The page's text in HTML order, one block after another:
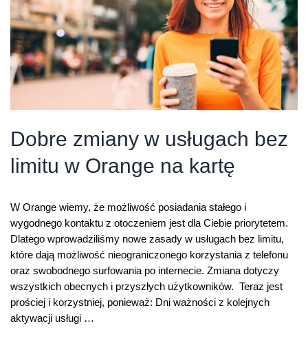
Dobre zmiany w usługach bez
limitu w Orange na kartę
W Orange wiemy, że możliwość posiadania stałego i
wygodnego kontaktu z otoczeniem jest dla Ciebie priorytetem.
Dlatego wprowadziliśmy nowe zasady w usługach bez limitu,
które dają możliwość nieograniczonego korzystania z telefonu
oraz swobodnego surfowania po internecie. Zmiana dotyczy
wszystkich obecnych i przyszłych użytkowników. Teraz jest
prościej i korzystniej, ponieważ: Dni ważności z kolejnych
aktywacji usługi …